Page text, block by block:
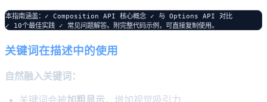
本指南涵盖：✓ Composition API 核心概念 ✓ 与 Options API 对比
关键词在描述中的使用
自然融入关键词：